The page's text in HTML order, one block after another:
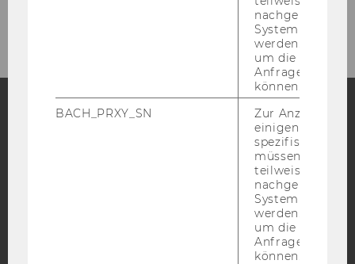
Blog
Bluesky
nachgelagerten
System
werden.
um die Antwort
Anfrage
können.
BACH_PRXY_SN
Zur Anzeige von
einigen WU-
spezifischen
müssen
teilweise von
nachgelagerten
System
werden.
um die Antwort
Anfrage
können.